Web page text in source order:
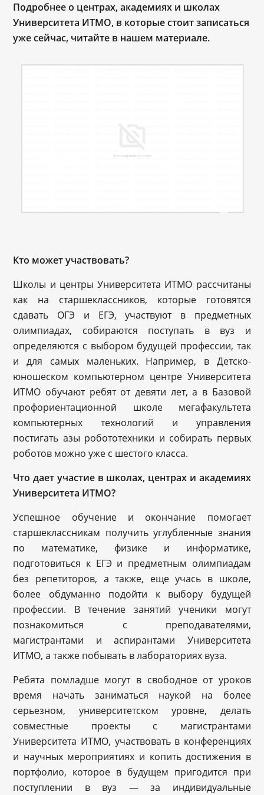
Подробнее о центрах, академиях и школах
Университета ИТМО, в которые стоит записаться
уже сейчас, читайте в нашем материале.
Кто может участвовать?
Школы и центры Университета ИТМО рассчитаны
как на старшеклассников, которые готовятся
сдавать ОГЭ и ЕГЭ, участвуют в предметных
олимпиадах, собираются поступать в вуз и
определяются с выбором будущей профессии, так
и для самых маленьких. Например, в Детско-
юношеском компьютерном центре Университета
ИТМО обучают ребят от девяти лет, а в Базовой
профориентационной школе мегафакультета
компьютерных технологий и управления
постигать азы робототехники и собирать первых
роботов можно уже с шестого класса.
Что дает участие в школах, центрах и академиях
Университета ИТМО?
Успешное обучение и окончание помогает
старшеклассникам получить углубленные знания
по математике, физике и информатике,
подготовиться к ЕГЭ и предметным олимпиадам
без репетиторов, а также, еще учась в школе,
более обдуманно подойти к выбору будущей
профессии. В течение занятий ученики могут
познакомиться с преподавателями,
магистрантами и аспирантами Университета
ИТМО, а также побывать в лабораториях вуза.
Ребята помладше могут в свободное от уроков
время начать заниматься наукой на более
серьезном, университетском уровне, делать
совместные проекты с магистрантами
Университета ИТМО, участвовать в конференциях
и научных мероприятиях и копить достижения в
портфолио, которое в будущем пригодится при
поступлении в вуз — за индивидуальные